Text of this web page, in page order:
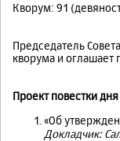
Кворум: 91
Председатель
кворума и оглашает
Проект повестки
«Об
Докладчик: